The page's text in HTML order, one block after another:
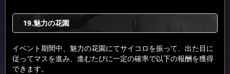
19.魅力の花園
イベント期間中、魅力の花園にてサイコロを振って、出た目に
従ってマスを進み、進むたびに一定の確率で以下の報酬を獲得
できます。